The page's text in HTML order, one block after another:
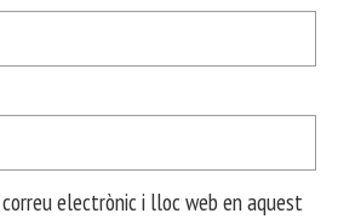
electrònic i lloc web en aquest